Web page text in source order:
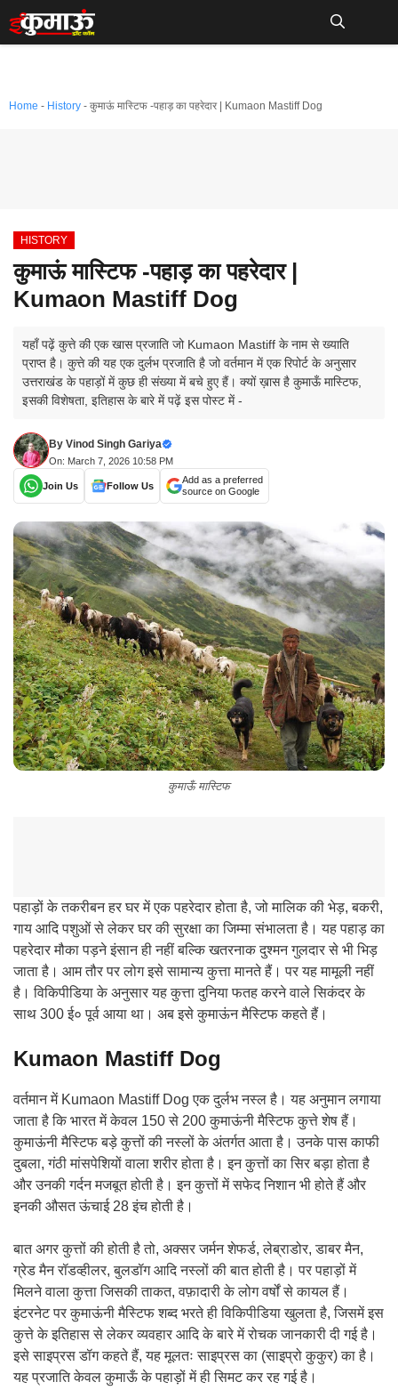
Skip
to
Home - History - कुमाऊं मास्टिफ -पहाड़ का पहरेदार | Kumaon Mastiff Dog
HISTORY
कुमाऊं मास्टिफ -पहाड़ का पहरेदार |
Kumaon Mastiff Dog
यहाँ पढ़ें कुत्ते की एक खास प्रजाति जो Kumaon Mastiff के नाम से ख्याति
प्राप्त है। कुत्ते की यह एक दुर्लभ प्रजाति है जो वर्तमान में एक रिपोर्ट के अनुसार
उत्तराखंड के पहाड़ों में कुछ ही संख्या में बचे हुए हैं। क्यों ख़ास है कुमाऊँ मास्टिफ,
इसकी विशेषता, इतिहास के बारे में पढ़ें इस पोस्ट में -
By Vinod Singh Gariya
On: March 7, 2026 10:58 PM
Join Us Follow Us
Add as a preferred
source on Google
कुमाऊँ मास्टिफ
पहाड़ों के तकरीबन हर घर में एक पहरेदार होता है, जो मालिक की भेड़, बकरी,
गाय आदि पशुओं से लेकर घर की सुरक्षा का जिम्मा संभालता है। यह पहाड़ का
पहरेदार मौका पड़ने इंसान ही नहीं बल्कि खतरनाक दुश्मन गुलदार से भी भिड़
जाता है। आम तौर पर लोग इसे सामान्य कुत्ता मानते हैं। पर यह मामूली नहीं
है। विकिपीडिया के अनुसार यह कुत्ता दुनिया फतह करने वाले सिकंदर के
साथ 300 ई० पूर्व आया था। अब इसे कुमाऊंन मैस्टिफ कहते हैं।
Kumaon Mastiff Dog
वर्तमान में Kumaon Mastiff Dog एक दुर्लभ नस्ल है। यह अनुमान लगाया
जाता है कि भारत में केवल 150 से 200 कुमाऊंनी मैस्टिफ कुत्ते शेष हैं।
कुमाऊंनी मैस्टिफ बड़े कुत्तों की नस्लों के अंतर्गत आता है। उनके पास काफी
दुबला, गंठी मांसपेशियों वाला शरीर होता है। इन कुत्तों का सिर बड़ा होता है
और उनकी गर्दन मजबूत होती है। इन कुत्तों में सफेद निशान भी होते हैं और
इनकी औसत ऊंचाई 28 इंच होती है।
बात अगर कुत्तों की होती है तो, अक्सर जर्मन शेफर्ड, लेब्राडोर, डाबर मैन,
ग्रेड मैन रॉडव्हीलर, बुलडॉग आदि नस्लों की बात होती है। पर पहाड़ों में
मिलने वाला कुत्ता जिसकी ताकत, वफ़ादारी के लोग वर्षों से कायल हैं।
इंटरनेट पर कुमाऊंनी मैस्टिफ शब्द भरते ही विकिपीडिया खुलता है, जिसमें इस
कुत्ते के इतिहास से लेकर व्यवहार आदि के बारे में रोचक जानकारी दी गई है।
इसे साइप्रस डॉग कहते हैं, यह मूलतः साइप्रस का (साइप्रो कुकुर) का है।
यह प्रजाति केवल कुमाऊँ के पहाड़ों में ही सिमट कर रह गई है।